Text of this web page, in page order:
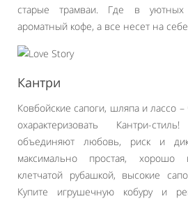
старые трамваи. Где в уютных
ароматный кофе, а все несет на
Кантри
Ковбойские сапоги, шляпа и лассо
охарактеризовать Кантри-
объединяют любовь, риск и
максимально простая,
клетчатой рубашкой, высокие
Купите игрушечную кобуру и